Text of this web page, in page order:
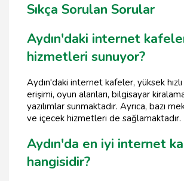
Sıkça Sorulan Sorular
Aydın'daki internet
hizmetleri sunuyor?
Aydın'daki internet kafeler, yüksek
erişimi, oyun alanları, bilgisayar
yazılımlar sunmaktadır. Ayrıca, bazı
ve içecek hizmetleri de sağlamaktadır.
Aydın'da en iyi internet
hangisidir?